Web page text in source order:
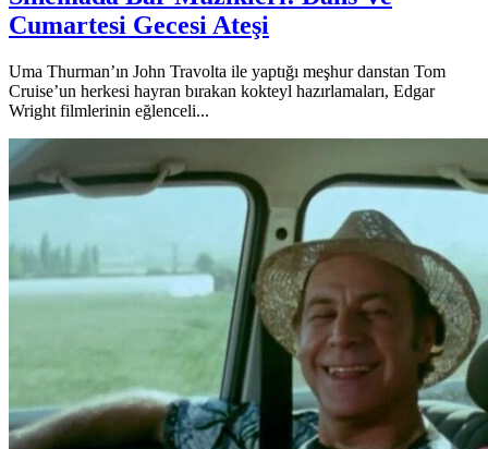
Cumartesi Gecesi Ateşi
Uma Thurman’ın John Travolta ile yaptığı meşhur danstan Tom
Cruise’un herkesi hayran bırakan kokteyl hazırlamaları, Edgar
Wright filmlerinin eğlenceli...